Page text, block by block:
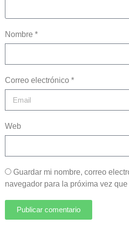
Nombre *
Correo electrónico *
Web
Guardar mi nombre, correo
navegador para la próxima vez
Publicar comentario